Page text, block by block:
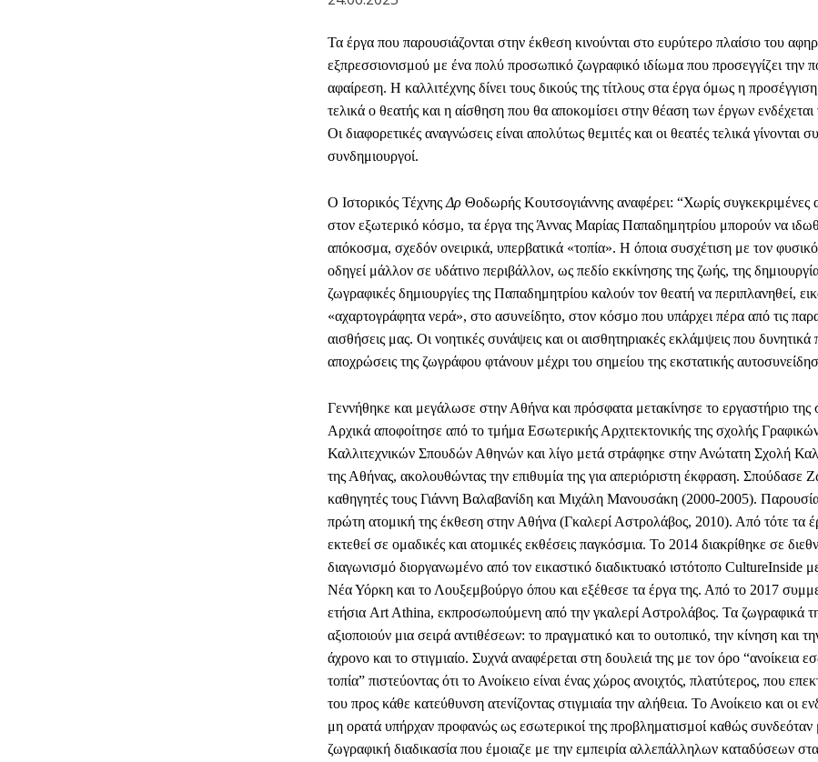
Τα έργα που παρουσιάζονται στην έκθεση κινούνται στο ευρύτερο πλαίσιο του
εξπρεσσιονισμού με ένα πολύ προσωπικό ζωγραφικό ιδίωμα που προσεγγίζει την
αφαίρεση. Η καλλιτέχνης δίνει τους δικούς της τίτλους στα έργα όμως η
τελικά ο θεατής και η αίσθηση που θα αποκομίσει στην θέαση των έργων ενδέχεται
Οι διαφορετικές αναγνώσεις είναι απολύτως θεμιτές και οι θεατές τελικά γίνονται
συνδημιουργοί.
Ο Ιστορικός Τέχνης Δρ Θοδωρής Κουτσογιάννης αναφέρει: “Χωρίς συγκεκριμένες
στον εξωτερικό κόσμο, τα έργα της Άννας Μαρίας Παπαδημητρίου μπορούν να
απόκοσμα, σχεδόν ονειρικά, υπερβατικά «τοπία». Η όποια συσχέτιση με τον
οδηγεί μάλλον σε υδάτινο περιβάλλον, ως πεδίο εκκίνησης της ζωής, της
ζωγραφικές δημιουργίες της Παπαδημητρίου καλούν τον θεατή να περιπλανηθεί,
«αχαρτογράφητα νερά», στο ασυνείδητο, στον κόσμο που υπάρχει πέρα από τις
αισθήσεις μας. Οι νοητικές συνάψεις και οι αισθητηριακές εκλάμψεις που δυνητικά
αποχρώσεις της ζωγράφου φτάνουν μέχρι του σημείου της εκστατικής
Γεννήθηκε και μεγάλωσε στην Αθήνα και πρόσφατα μετακίνησε το εργαστήριο της
Αρχικά αποφοίτησε από το τμήμα Εσωτερικής Αρχιτεκτονικής της σχολής
Καλλιτεχνικών Σπουδών Αθηνών και λίγο μετά στράφηκε στην Ανώτατη Σχολή
της Αθήνας, ακολουθώντας την επιθυμία της για απεριόριστη έκφραση. Σπούδασε
καθηγητές τους Γιάννη Βαλαβανίδη και Μιχάλη Μανουσάκη (2000-2005).
πρώτη ατομική της έκθεση στην Αθήνα (Γκαλερί Αστρολάβος, 2010). Από τότε τα
εκτεθεί σε ομαδικές και ατομικές εκθέσεις παγκόσμια. Το 2014 διακρίθηκε σε
διαγωνισμό διοργανωμένο από τον εικαστικό διαδικτυακό ιστότοπο CultureInside
Νέα Υόρκη και το Λουξεμβούργο όπου και εξέθεσε τα έργα της. Από το 2017
ετήσια Art Athina, εκπροσωπούμενη από την γκαλερί Αστρολάβος. Τα ζωγραφικά
αξιοποιούν μια σειρά αντιθέσεων: το πραγματικό και το ουτοπικό, την κίνηση και
άχρονο και το στιγμιαίο. Συχνά αναφέρεται στη δουλειά της με τον όρο “ανοίκεια
τοπία” πιστεύοντας ότι το Ανοίκειο είναι ένας χώρος ανοιχτός, πλατύτερος, που
του προς κάθε κατεύθυνση ατενίζοντας στιγμιαία την αλήθεια. Το Ανοίκειο και οι
μη ορατά υπήρχαν προφανώς ως εσωτερικοί της προβληματισμοί καθώς συνδεόταν
ζωγραφική διαδικασία που έμοιαζε με την εμπειρία αλλεπάλληλων καταδύσεων